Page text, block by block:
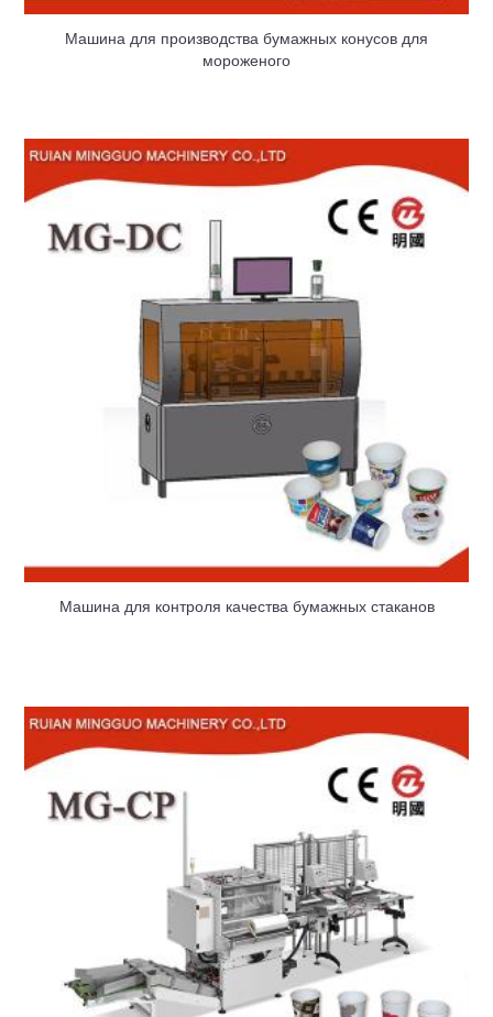
Машина для производства бумажных конусов для
мороженого
Машина для контроля качества бумажных стаканов